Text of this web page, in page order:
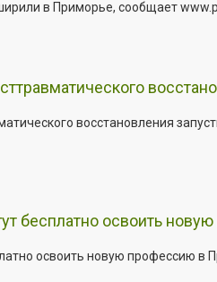
в Приморье, сообщает
восстановления
бесплатно освоить
освоить новую профессию